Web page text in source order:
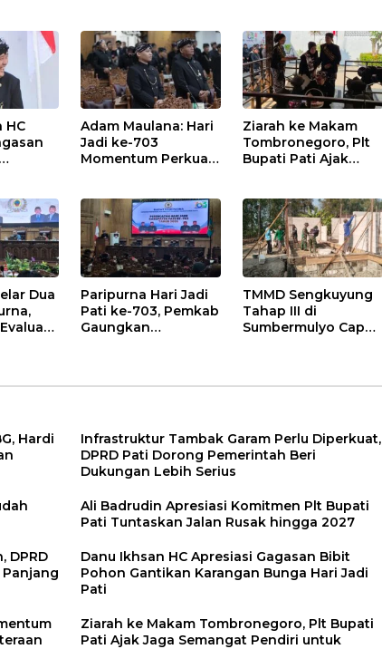
HC
Adam Maulana: Hari
Jadi ke-703
Momentum Perkuat
Masyarakat Pati
Ziarah ke Makam
Tombronegoro, Plt
Bupati Pati Ajak
Wujudkan
Pelayanan Publik
Berkualitas
Dua
Paripurna Hari Jadi
Pati ke-703, Pemkab
Gaungkan
TMMD Sengkuyung
Tahap III di
Sumbermulyo Capai
Persen
Hardi
Infrastruktur Tambak Garam Perlu Diperkuat,
DPRD Pati Dorong Pemerintah Beri
Dukungan Lebih Serius
Ali Badrudin Apresiasi Komitmen Plt Bupati
Pati Tuntaskan Jalan Rusak hingga 2027
DPRD
Danu Ikhsan HC Apresiasi Gagasan Bibit
Pohon Gantikan Karangan Bunga Hari Jadi
Pati
Ziarah ke Makam Tombronegoro, Plt Bupati
Pati Ajak Jaga Semangat Pendiri untuk